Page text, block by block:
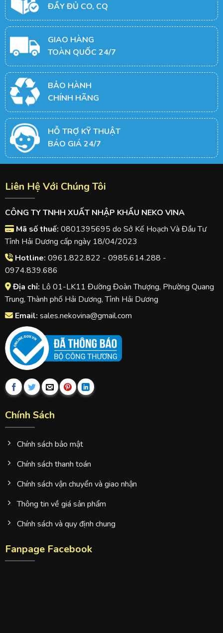
ĐẦY ĐỦ CO, CQ
GIAO HÀNG
TOÀN QUỐC 24/7
BẢO HÀNH
CHÍNH HÃNG
HỖ TRỢ KỸ THUẬT
BÁO GIÁ 24/7
Liên Hệ Với Chúng Tôi
CÔNG TY TNHH XUẤT NHẬP KHẨU NEKO VINA
Mã số thuế: 0801395695 do Sở Kế Hoạch Và Đầu Tư
Tỉnh Hải Dương cấp ngày 18/04/2023
Hotline: 0961.822.822 - 0985.614.288 -
0974.839.686
Địa chỉ: Lô 01-LK11 Đường Đoàn Thượng, Phường Quang
Trung, Thành phố Hải Dương, Tỉnh Hải Dương
Email: sales.nekovina@gmail.com
Chính Sách
Chính sách bảo mật
Chính sách thanh toán
Chính sách vận chuyển và giao nhận
Thông tin về giá sản phẩm
Chính sách và quy định chung
Fanpage Facebook